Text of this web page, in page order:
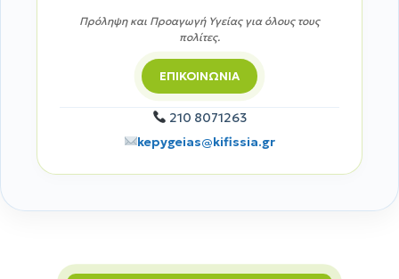
Πρόληψη και Προαγωγή Υγείας για όλους τους
πολίτες.
ΕΠΙΚΟΙΝΩΝΙΑ
210 8071263
kepygeias@kifissia.gr